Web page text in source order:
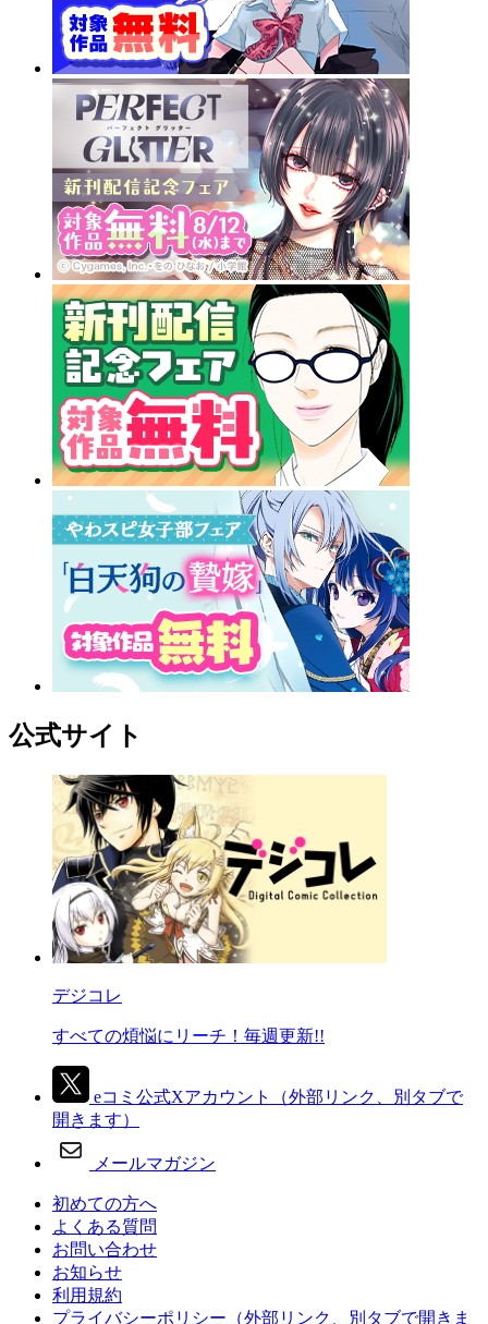
公式サイト
デジコレ
すべての煩悩にリーチ！毎週更新!!
eコミ公式Xアカウント
（外部リンク、別タブで
開きます）
メールマガジン
初めての方へ
よくある質問
お問い合わせ
お知らせ
利用規約
プライバシーポリシー （外部リンク、別タブで開きま